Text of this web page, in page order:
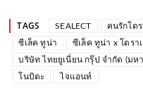
TAGS SEALECT คนรักโด
ซีเล็ค ทูน่า
ซีเล็ค ทูน่า x โดรา
บริษัท ไทยยูเนี่ยน กรุ๊ป จำกัด (มห
โนบิตะ
ไจแอนท์